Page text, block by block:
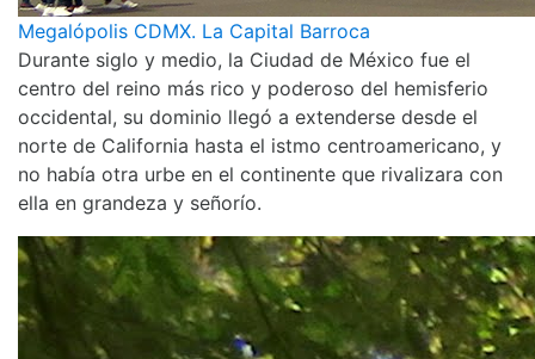
Megalópolis CDMX. La Capital Barroca
Durante siglo y medio, la Ciudad de México fue el
centro del reino más rico y poderoso del hemisferio
occidental, su dominio llegó a extenderse desde el
norte de California hasta el istmo centroamericano, y
no había otra urbe en el continente que rivalizara con
ella en grandeza y señorío.